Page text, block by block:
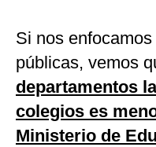
Si nos
públicas, vemos
departamentos
colegios es
Ministerio de